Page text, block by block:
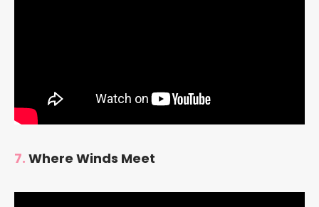
7. Where Winds Meet